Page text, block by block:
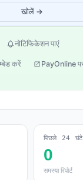
खोलें →
नोटिफिकेशन पाएं
करें PayOnline
पिछले 24 घंटे
0
समस्या रिपोर्ट